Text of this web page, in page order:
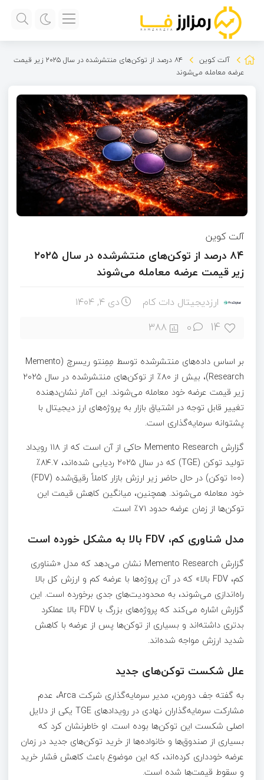
آلت کوین
۸۴ درصد از توکن‌های منتشر‌شده در سال ۲۰۲۵ زیر قیمت
عرضه معامله می‌شوند
آلت کوین
۸۴ درصد از توکن‌های منتشر‌شده در سال ۲۰۲۵
زیر قیمت عرضه معامله می‌شوند
ارزدیجیتال دات کام دی ۴, ۱۴۰۴
14
0
388
بر اساس داده‌های منتشر‌شده توسط مِمِنتو ریسرچ (Memento
Research)، بیش از ۸۰٪ از توکن‌های منتشر‌شده در سال ۲۰۲۵
زیر قیمت عرضه خود معامله می‌شوند. این آمار نشان‌دهنده
تغییر قابل توجه در اشتیاق بازار به پروژه‌های ارز دیجیتال با
پشتوانه سرمایه‌گذاری است.
گزارش Memento Research حاکی از آن است که از ۱۱۸ رویداد
تولید توکن (TGE) که در سال ۲۰۲۵ ردیابی شده‌اند، ۸۴.۷٪
(۱۰۰ توکن) در حال حاضر زیر ارزش بازار کاملاً رقیق‌شده (FDV)
خود معامله می‌شوند. همچنین، میانگین کاهش قیمت این
توکن‌ها از زمان عرضه حدود ۷۱٪ است.
مدل شناوری کم، FDV بالا به مشکل خورده است
گزارش Memento Research نشان می‌دهد که مدل «شناوری
کم، FDV بالا» که در آن پروژه‌ها با عرضه کم و ارزش کل بالا
راه‌اندازی می‌شوند، به محدودیت‌های جدی برخورده است. این
گزارش اشاره می‌کند که پروژه‌های بزرگ با FDV بالا عملکرد
بدتری داشته‌اند و بسیاری از توکن‌ها پس از عرضه با کاهش
شدید ارزش مواجه شده‌اند.
علل شکست توکن‌های جدید
به گفته جف دورمن، مدیر سرمایه‌گذاری شرکت Arca، عدم
مشارکت سرمایه‌گذاران نهادی در رویدادهای TGE یکی از دلایل
اصلی شکست این توکن‌ها بوده است. او خاطرنشان کرد که
بسیاری از صندوق‌ها و خانواده‌ها از خرید توکن‌های جدید در زمان
عرضه خودداری کرده‌اند، که این موضوع باعث کاهش فشار خرید
و سقوط قیمت‌ها شده است.